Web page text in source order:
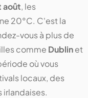
août, les
20°C. C'est la
vous à plus de
comme Dublinet
où vous
locaux, des
irlandaises.